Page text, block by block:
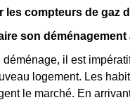
les compteurs de gaz
son déménagement
déménage, il est
logement. Les
le marché. En